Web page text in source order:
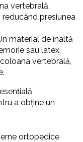
vertebrală,
presiunea
material de înaltă
sau latex,
vertebrală,
a obține un
ortopedice